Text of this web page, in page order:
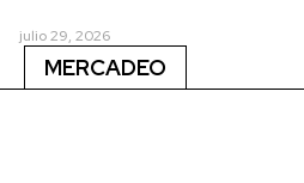
julio 29, 2026
MERCADEO